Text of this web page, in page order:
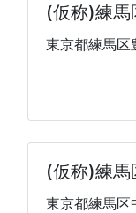
(仮称)練
東京都練馬区
(仮称)練馬
東京都練馬